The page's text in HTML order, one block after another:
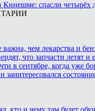
спасли четырёх
важна, чем лекарства и
что запчасти
в сентябре, когда уже
заинтересовался
кто и чему там будет